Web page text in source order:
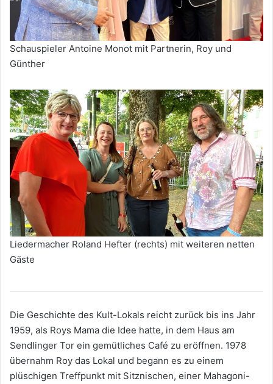
Schauspieler Antoine Monot mit Partnerin, Roy und
Günther
Liedermacher Roland Hefter (rechts) mit weiteren netten
Gäste
Die Geschichte des Kult-Lokals reicht zurück bis ins Jahr
1959, als Roys Mama die Idee hatte, in dem Haus am
Sendlinger Tor ein gemütliches Café zu eröffnen. 1978
übernahm Roy das Lokal und begann es zu einem
plüschigen Treffpunkt mit Sitznischen, einer Mahagoni-